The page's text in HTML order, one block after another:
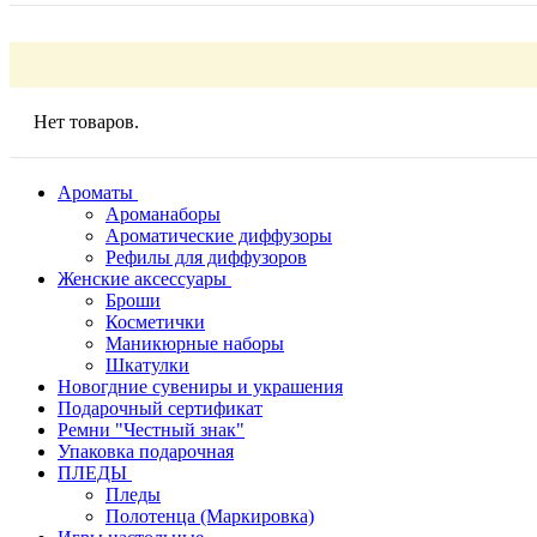
Нет товаров.
Ароматы
Ароманаборы
Ароматические диффузоры
Рефилы для диффузоров
Женские аксессуары
Броши
Косметички
Маникюрные наборы
Шкатулки
Новогдние сувениры и украшения
Подарочный сертификат
Ремни "Честный знак"
Упаковка подарочная
ПЛЕДЫ
Пледы
Полотенца (Маркировка)